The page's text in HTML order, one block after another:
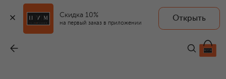
Скидка 10%
на первый заказ в приложении
Открыть
276 500 ₽